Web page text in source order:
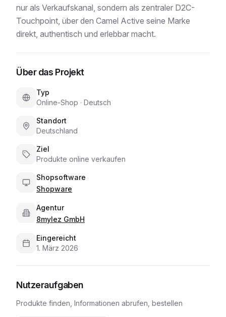
nur als Verkaufskanal, sondern als zentraler D2C-
Touchpoint, über den Camel Active seine Marke
direkt, authentisch und erlebbar macht.
Über das Projekt
Typ
Online-Shop · Deutsch
Standort
Deutschland
Ziel
Produkte online verkaufen
Shopsoftware
Shopware
Agentur
8mylez GmbH
Eingereicht
1. März 2026
Nutzeraufgaben
Produkte finden, Informationen abrufen, bestellen